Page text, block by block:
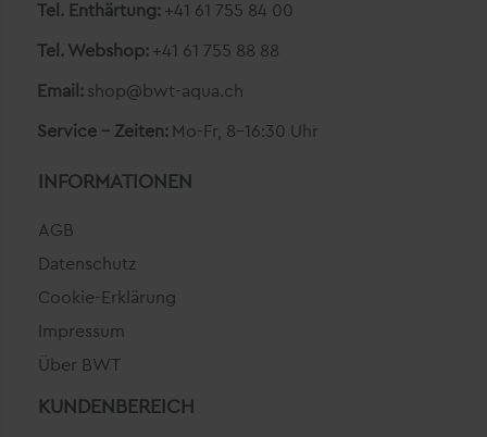
Tel. Enthärtung: +41 61 755 84 00
Tel. Webshop: +41 61 755 88 88
Email: shop@bwt-aqua.ch
Service - Zeiten: Mo-Fr, 8-16:30 Uhr
INFORMATIONEN
AGB
Datenschutz
Cookie-Erklärung
Impressum
Über BWT
KUNDENBEREICH